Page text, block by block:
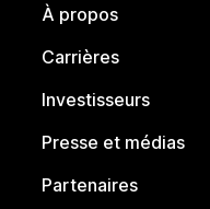
À propos
Carrières
Investisseurs
Presse et médias
Partenaires